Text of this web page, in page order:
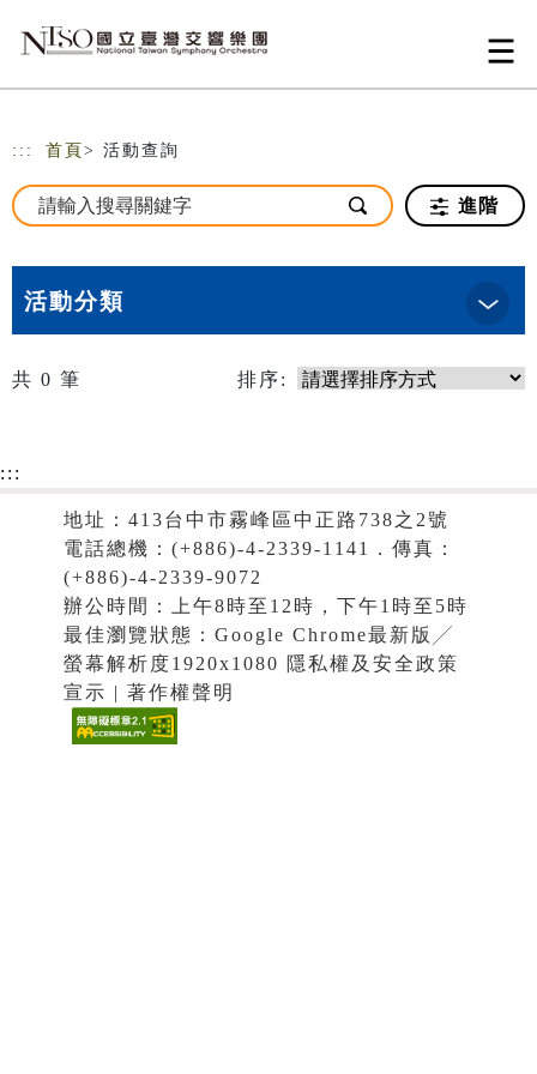
::: 首頁 > 活動查詢
進階
活動分類
共 0 筆 排序:
:::
地址：413台中市霧峰區中正路738之2號
電話總機：(+886)-4-2339-1141．傳真：
(+886)-4-2339-9072
辦公時間：上午8時至12時，下午1時至5時
最佳瀏覽狀態：Google Chrome最新版╱
螢幕解析度1920x1080 隱私權及安全政策
宣示 | 著作權聲明